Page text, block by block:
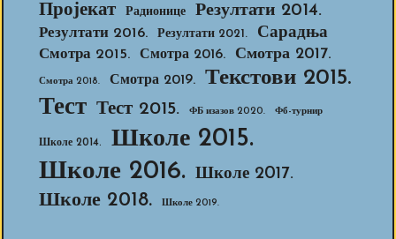
Пројекат Радионице Резултати 2014.
Резултати 2016. Резултати 2021. Сарадња
Смотра 2015. Смотра 2016. Смотра 2017.
Смотра 2018. Смотра 2019. Текстови 2015.
Тест Тест 2015. ФБ изазов 2020. Фб-турнир
Школе 2014.
Школе 2015.
Школе 2016. Школе 2017.
Школе 2018. Школе 2019.